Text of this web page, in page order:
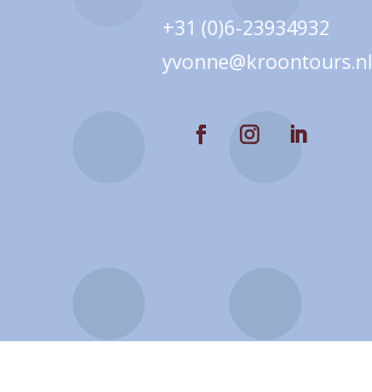
+31 (0)6-23934932
yvonne@kroontours.nl